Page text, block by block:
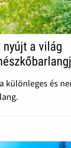
a világ
különleges és